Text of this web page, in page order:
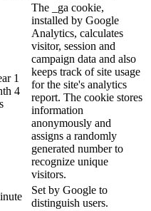
1
4
The _ga cookie,
installed by Google
Analytics, calculates
visitor, session and
campaign data and also
keeps track of site usage
for the site's analytics
report. The cookie stores
information
anonymously and
assigns a randomly
generated number to
recognize unique
visitors.
Set by Google to
distinguish users.